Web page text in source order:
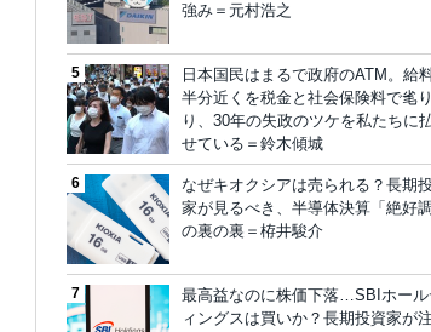
強み＝元村浩之
日本国民はまるで政府のATM。給
半分近くを税金と社会保険料で毟
り、30年の失政のツケを私たちに
せている＝鈴木傾城
なぜキオクシアは売られる？長期
家が見るべき、半導体決算「絶好調
の裏の裏＝栫井駿介
最高益なのに株価下落…SBIホール
ィングスは買いか？長期投資家が